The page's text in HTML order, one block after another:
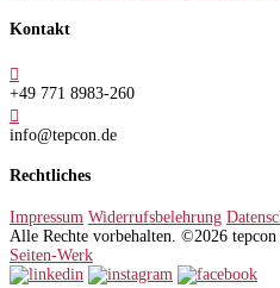
Kontakt

+49 771 8983-260

info@tepcon.de
Rechtliches
Impressum Widerrufsbelehrung
Alle Rechte vorbehalten. ©2026 tepcon
Seiten-Werk